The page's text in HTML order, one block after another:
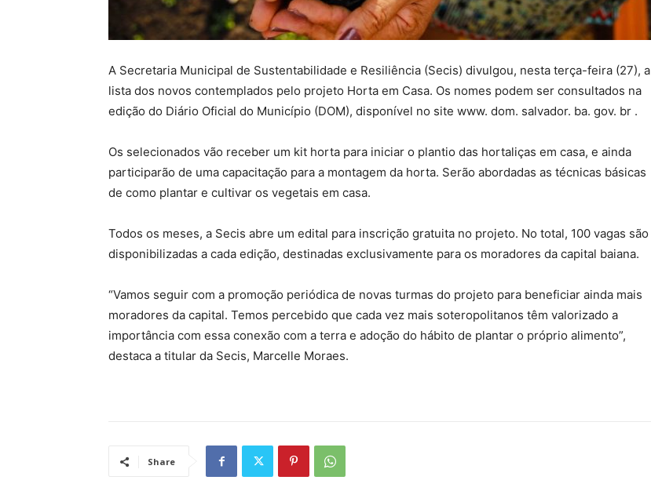
A Secretaria Municipal de Sustentabilidade e Resiliência (Secis) divulgou, nesta terça-feira (27), a
lista dos novos contemplados pelo projeto Horta em Casa. Os nomes podem ser consultados na
edição do Diário Oficial do Município (DOM), disponível no site www. dom. salvador. ba. gov. br .
Os selecionados vão receber um kit horta para iniciar o plantio das hortaliças em casa, e ainda
participarão de uma capacitação para a montagem da horta. Serão abordadas as técnicas básicas
de como plantar e cultivar os vegetais em casa.
Todos os meses, a Secis abre um edital para inscrição gratuita no projeto. No total, 100 vagas são
disponibilizadas a cada edição, destinadas exclusivamente para os moradores da capital baiana.
“Vamos seguir com a promoção periódica de novas turmas do projeto para beneficiar ainda mais
moradores da capital. Temos percebido que cada vez mais soteropolitanos têm valorizado a
importância com essa conexão com a terra e adoção do hábito de plantar o próprio alimento”,
destaca a titular da Secis, Marcelle Moraes.
Share